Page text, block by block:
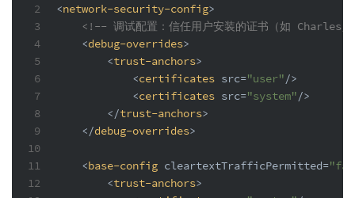
2
3
4
5
6
7
8
9
10
11
12
<network-security-config>
<!-- 调试配置：信任用户安装的证书（如
<debug-overrides>
<trust-anchors>
<certificates src="user"/>
<certificates src="system"/>
</trust-anchors>
</debug-overrides>
<base-config cleartextTrafficPermitted=
<trust-anchors>